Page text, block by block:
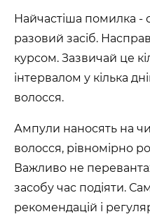
Найчастіша помилка
разовий засіб.
курсом. Зазвичай це
інтервалом у кілька
волосся.
Ампули наносять на
волосся, рівномірно
Важливо не
засобу час подіяти.
рекомендацій і